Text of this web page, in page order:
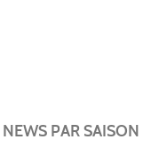
NEWS PAR SAISON